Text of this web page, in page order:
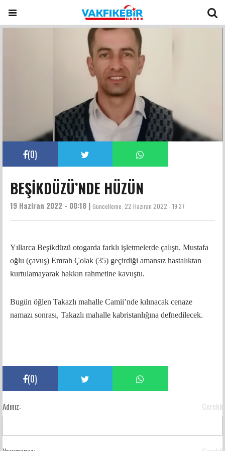
(0)
BEŞİKDÜZÜ’NDE HÜZÜN
19 Haziran 2022 - 00:18 | Güncelleme: 22 Haziran 2022 - 19:37
Yıllarca Beşikdüzü otogarda farklı işletmelerde çalıştı. Mustafa
oğlu (çavuş) Emrah Çolak (35) geçirdiği amansız hastalıktan
kurtulamayarak hakkın rahmetine kavuştu.
Bugün öğlen Takazlı mahalle Camii’nde kılınacak cenaze
namazı sonrası, Takazlı mahalle kabristanlığına defnedilecek.
(0)
Adınız: Gerekli